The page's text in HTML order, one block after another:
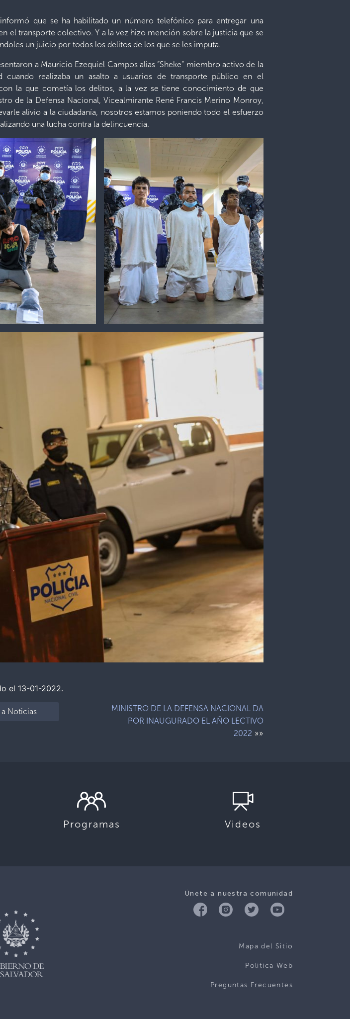
que se ha habilitado un número telefónico para entregar una
el transporte colectivo. Y a la vez hizo mención sobre la justicia que se
un juicio por todos los delitos de los que se les imputa.
a Mauricio Ezequiel Campos alias “Sheke” miembro activo de la
cuando realizaba un asalto a usuarios de transporte público en el
la que cometía los delitos, a la vez se tiene conocimiento de que
de la Defensa Nacional, Vicealmirante René Francis Merino Monroy,
alivio a la ciudadanía, nosotros estamos poniendo todo el esfuerzo
una lucha contra la delincuencia.
el 13-01-2022.
a Noticias
MINISTRO DE LA DEFENSA NACIONAL DA
POR INAUGURADO EL AÑO LECTIVO
2022 »»
Programas Videos
Únete a nuestra comunidad
Mapa del Sitio
Politica Web
Preguntas Frecuentes